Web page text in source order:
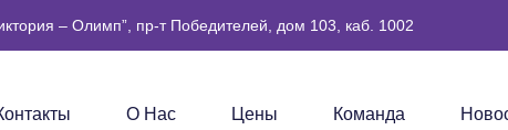
– Олимп”, пр-т Победителей, дом 103, каб. 1002
О Нас Цены Команда